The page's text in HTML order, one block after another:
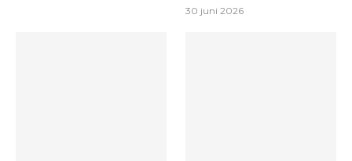
30 juni 2026